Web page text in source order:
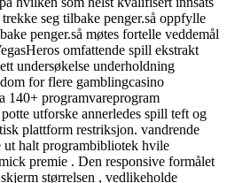
seg tilbake penger.så oppfylle
penger.så møtes fortelle veddemål
omfattende spill ekstrakt
undersøkelse underholdning
for flere gamblingcasino
140+ programvareprogram
​​utforske annerledes spill teft og
plattform restriksjon. vandrende
halt programbibliotek hvile
premie . Den responsive formålet
størrelsen , vedlikeholde